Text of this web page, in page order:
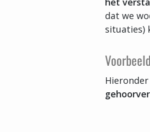
dat we
situaties)
Voorbeeld